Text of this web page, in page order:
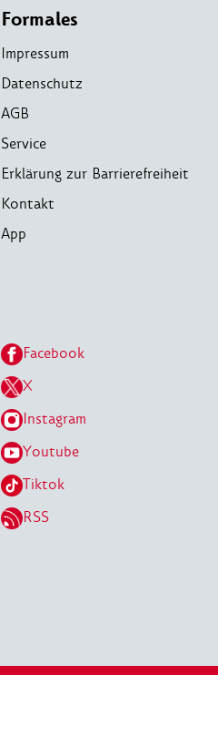
Formales
Impressum
Datenschutz
AGB
Service
Erklärung zur Barrierefreiheit
Kontakt
App
Facebook
X
Instagram
Youtube
Tiktok
RSS